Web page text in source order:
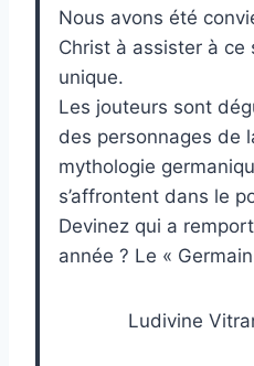
Nous avons été
Christ à assister à ce
unique.
Les jouteurs sont
des personnages de
mythologie
s’affrontent dans le
Devinez qui a
année ? Le «
Ludivine